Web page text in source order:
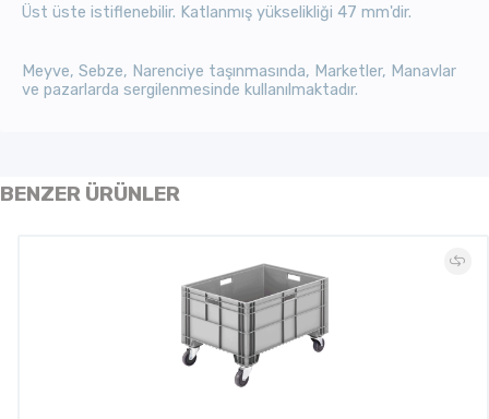
Üst üste istiflenebilir. Katlanmış yükselikliği 47 mm'dir.
Meyve, Sebze, Narenciye taşınmasında, Marketler, Manavlar
ve pazarlarda sergilenmesinde kullanılmaktadır.
BENZER ÜRÜNLER